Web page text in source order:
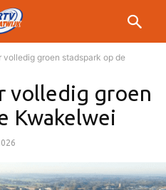
volledig groen stadspark op de
volledig groen
Kwakelwei